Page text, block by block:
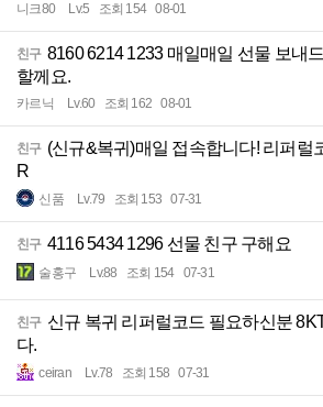
니크80 Lv.5 조회 154 08-01
친구 8160 6214 1233 매일매일 선물 보내
할께요.
카르닉 Lv.60 조회 162 08-01
친구 (신규&복귀)매일 접속합니다! 리퍼럴
R
신품 Lv.79 조회 153 07-31
친구 4116 5434 1296 선물 친구 구해요
술홍구 Lv.88 조회 154 07-31
친구 신규 복귀 리퍼럴코드 필요하신분
다.
ceiran Lv.78 조회 158 07-31